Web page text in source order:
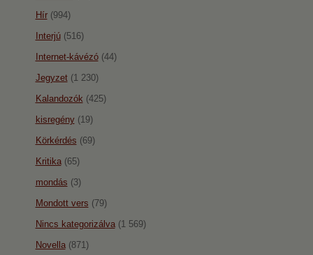
Hír(994)
Interjú(516)
Internet-kávézó(44)
Jegyzet(1 230)
Kalandozók (425)
kisregény(19)
Körkérdés (69)
Kritika(65)
mondás (3)
Mondott vers (79)
Nincs kategorizálva(1 569)
Novella(871)